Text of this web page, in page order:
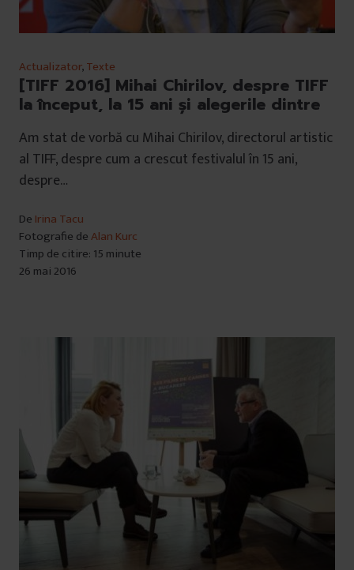
Actualizator,Texte
[TIFF 2016] Mihai Chirilov, despre TIFF
la început, la 15 ani și alegerile dintre
Am stat de vorbă cu Mihai Chirilov, directorul artistic
al TIFF, despre cum a crescut festivalul în 15 ani,
despre…
De Irina Tacu
Fotografie deAlan Kurc
Timp de citire: 15 minute
26 mai 2016